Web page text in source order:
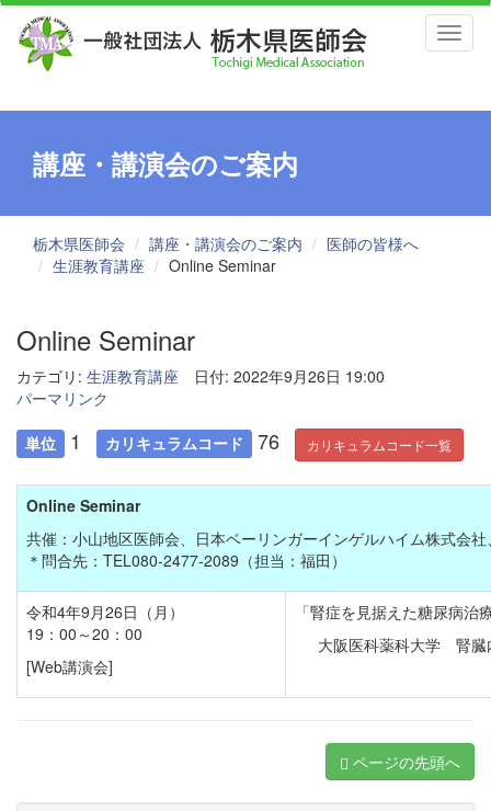
講座・講演会のご案内
栃木県医師会 講座・講演会のご案内
医師の皆様へ
生涯教育講座
Online Seminar
Online Seminar
カテゴリ: 生涯教育講座
日付: 2022年9月26日 19:00
パーマリンク
単位 1 カリキュラムコード 76 カリキュラムコード一覧
Online Seminar
共催：小山地区医師会、日本ベーリンガーインゲルハイム株式会
＊問合先：TEL080-2477-2089（担当：福田）
令和4年9月26日（月）
19：00～20：00
[Web講演会]
「腎症を見据えた糖尿病治
大阪医科薬科大学 腎
ページの先頭へ